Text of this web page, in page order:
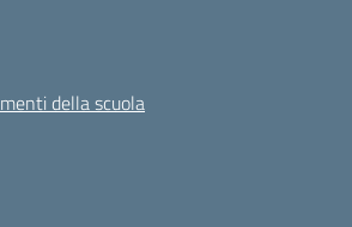
della scuola